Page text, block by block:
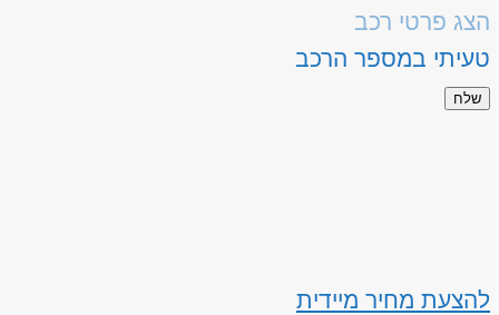
הצג פרטי רכב
טעיתי במספר הרכב
שלח
להצעת מחיר מיידית